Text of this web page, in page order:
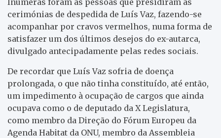
cerimónias de despedida de Luís Vaz, fazendo-se
acompanhar por cravos vermelhos, numa forma de
satisfazer um dos últimos desejos do ex-autarca,
divulgado antecipadamente pelas redes sociais.
De recordar que Luís Vaz sofria de doença
prolongada, o que não tinha constituído, até então,
um impedimento à ocupação de cargos que ainda
ocupava como o de deputado da X Legislatura,
como membro da Direção do Fórum Europeu da
Agenda Habitat da ONU, membro da Assembleia